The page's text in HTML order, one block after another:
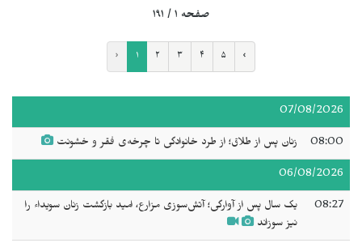
صفحه ۱ / ۱۹۱
‹ ۱ ۲ ۳ ۴ ۵ ›
07/08/2026
08:00 زنان پس از طلاق؛ از طرد خانوادگی تا چرخه‌ی فقر و خشونت
06/08/2026
08:27
یک سال پس از آوارگی؛ آتش‌سوزی مزارع، امید بازگشت زنان سويداء را
نیز سوزاند